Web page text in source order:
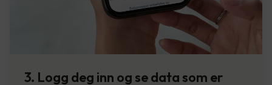
3. Logg deg inn og se data som er